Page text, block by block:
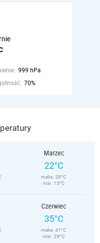
999 hPa
70%
Marzec
22°C
maks. 28°C
min. 15°C
Czerwiec
35°C
maks. 41°C
min. 29°C